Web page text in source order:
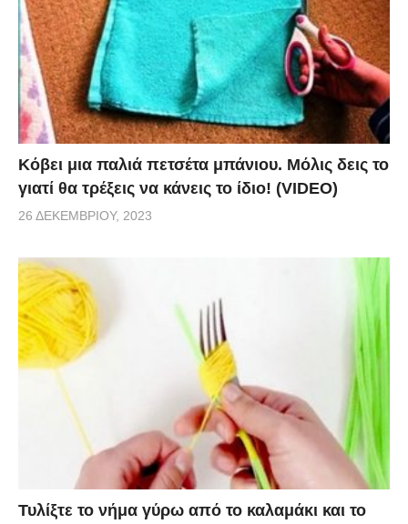
Κόβει μια παλιά πετσέτα μπάνιου. Μόλις δεις το
γιατί θα τρέξεις να κάνεις το ίδιο! (VIDEO)
26 ΔΕΚΕΜΒΡΊΟΥ, 2023
Τυλίξτε το νήμα γύρω από το καλαμάκι και το